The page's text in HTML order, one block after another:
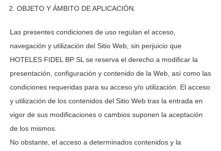
OBJETO Y ÁMBITO DE APLICACIÓN.
Las presentes condiciones de uso regulan el acceso,
navegación y utilización del Sitio Web, sin perjuicio que
HOTELES FIDEL BP SL se reserva el derecho a modificar la
presentación, configuración y contenido de la Web, así como las
condiciones requeridas para su acceso y/o utilización. El acceso
y utilización de los contenidos del Sitio Web tras la entrada en
vigor de sus modificaciones o cambios suponen la aceptación
de los mismos.
No obstante, el acceso a determinados contenidos y la